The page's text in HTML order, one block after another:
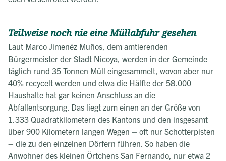
Teilweise noch nie eine Müllabfuhr gesehen
Laut Marco Jimenéz Muños, dem amtierenden
Bürgermeister der Stadt Nicoya, werden in der Gemeinde
täglich rund 35 Tonnen Müll eingesammelt, wovon aber nur
40% recycelt werden und etwa die Hälfte der 58.000
Haushalte hat gar keinen Anschluss an die
Abfallentsorgung. Das liegt zum einen an der Größe von
1.333 Quadratkilometern des Kantons und den insgesamt
über 900 Kilometern langen Wegen – oft nur Schotterpisten
– die zu den einzelnen Dörfern führen. So haben die
Anwohner des kleinen Örtchens San Fernando, nur etwa 2